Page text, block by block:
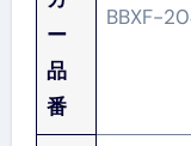
ー
品
番
BBXF-